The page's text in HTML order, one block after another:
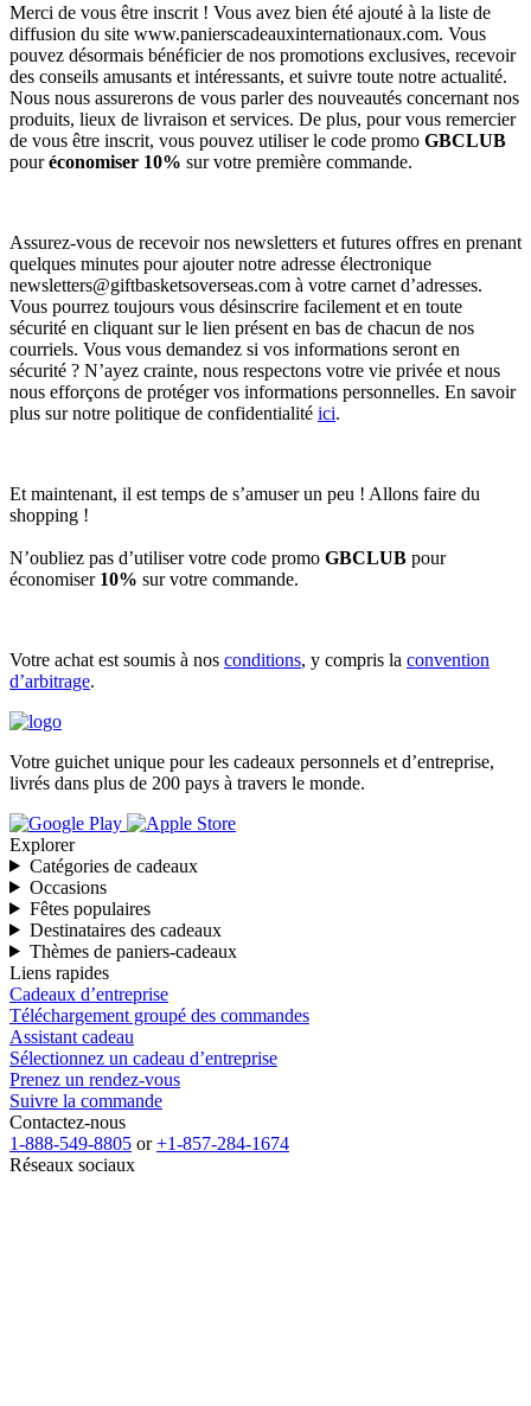
Merci de vous être inscrit ! Vous avez bien été ajouté à la liste de
diffusion du site www.panierscadeauxinternationaux.com. Vous
pouvez désormais bénéficier de nos promotions exclusives, recevoir
des conseils amusants et intéressants, et suivre toute notre actualité.
Nous nous assurerons de vous parler des nouveautés concernant nos
produits, lieux de livraison et services. De plus, pour vous remercier
de vous être inscrit, vous pouvez utiliser le code promo GBCLUB
pouréconomiser 10% sur votre première commande.
Assurez-vous de recevoir nos newsletters et futures offres en prenant
quelques minutes pour ajouter notre adresse électronique
newsletters@giftbasketsoverseas.com à votre carnet d’adresses.
Vous pourrez toujours vous désinscrire facilement et en toute
sécurité en cliquant sur le lien présent en bas de chacun de nos
courriels. Vous vous demandez si vos informations seront en
sécurité ? N’ayez crainte, nous respectons votre vie privée et nous
nous efforçons de protéger vos informations personnelles. En savoir
plus sur notre politique de confidentialité ici.
Et maintenant, il est temps de s’amuser un peu ! Allons faire du
shopping !
N’oubliez pas d’utiliser votre code promo GBCLUB pour
économiser 10% sur votre commande.
Votre achat est soumis à nos conditions, y compris la convention
d’arbitrage.
Votre guichet unique pour les cadeaux personnels et d’entreprise,
livrés dans plus de 200 pays à travers le monde.
Explorer
Catégories de cadeaux
Occasions
Fêtes populaires
Destinataires des cadeaux
Thèmes de paniers-cadeaux
Liens rapides
Cadeaux d’entreprise
Téléchargement groupé des commandes
Assistant cadeau
Sélectionnez un cadeau d’entreprise
Prenez un rendez-vous
Suivre la commande
Contactez-nous
1-888-549-8805 or+1-857-284-1674
Réseaux sociaux